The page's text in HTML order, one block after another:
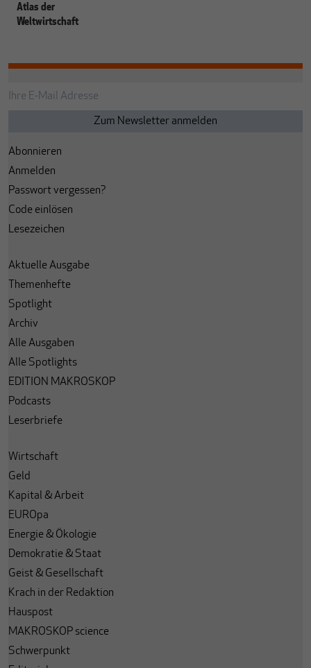
Atlas der
Weltwirtschaft
Abonnieren
Anmelden
Passwort vergessen?
Code einlösen
Lesezeichen
Aktuelle Ausgabe
Themenhefte
Spotlight
Archiv
Alle Ausgaben
Alle Spotlights
EDITION MAKROSKOP
Podcasts
Leserbriefe
Wirtschaft
Geld
Kapital & Arbeit
EUROpa
Energie & Ökologie
Demokratie & Staat
Geist & Gesellschaft
Krach in der Redaktion
Hauspost
MAKROSKOP science
Schwerpunkt